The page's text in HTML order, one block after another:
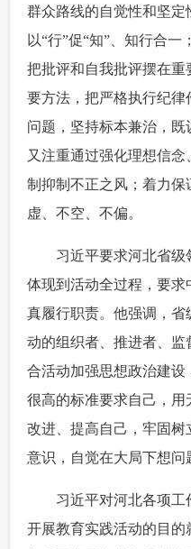
群众路线的自觉性和坚定
以“行”促“知”、知行合一
把批评和自我批评摆在
要方法，把严格执行纪
问题，坚持标本兼治，既
又注重通过强化理想信
制抑制不正之风；着力
虚、不空、不偏。
习近平要求河北省级
体现到活动全过程，要
真履行职责。他强调，
动的组织者、推进者、
合活动加强思想政治建设
很高的标准要求自己，用
改进、提高自己，牢固
意识，自觉在大局下想问
习近平对河北各项工
开展教育实践活动的目